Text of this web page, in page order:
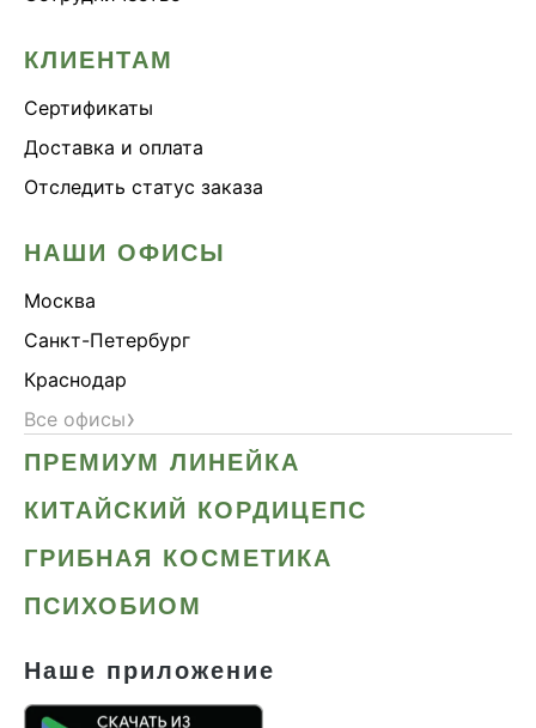
КЛИЕНТАМ
Сертификаты
Доставка и оплата
Отследить статус заказа
НАШИ ОФИСЫ
Москва
Санкт-Петербург
Краснодар
Все офисы›
ПРЕМИУМ ЛИНЕЙКА
КИТАЙСКИЙ КОРДИЦЕПС
ГРИБНАЯ КОСМЕТИКА
ПСИХОБИОМ
Наше приложение